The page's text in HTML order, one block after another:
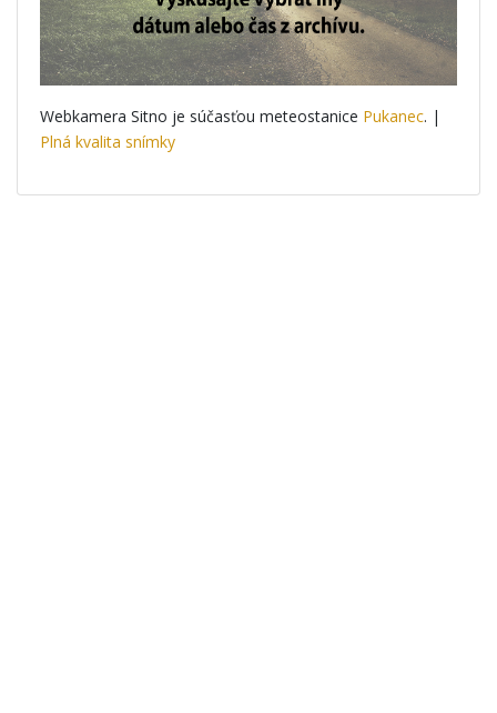
Webkamera Sitno je súčasťou meteostanice Pukanec. |
Plná kvalita snímky